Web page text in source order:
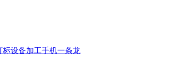
设备加工手机一条龙